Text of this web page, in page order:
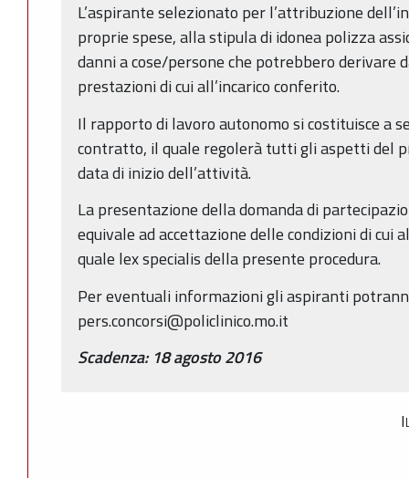
L’aspirante selezionato per l’attribuzione
proprie spese, alla stipula di idonea polizza
danni a cose/persone che potrebbero derivare
prestazioni di cui all’incarico conferito.
Il rapporto di lavoro autonomo si costituisce a
contratto, il quale regolerà tutti gli aspetti del
data di inizio dell’attività.
La presentazione della domanda di
equivale ad accettazione delle condizioni di cui
quale lex specialis della presente procedura.
Per eventuali informazioni gli aspiranti
pers.concorsi@policlinico.mo.it
Scadenza: 18 agosto 2016